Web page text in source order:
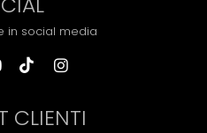
in social media
CLIENTI